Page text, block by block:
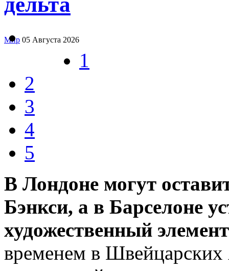
Мир 05 Августа 2026
1
2
3
4
5
В Лондоне могут
Бэнкси, а в Барселоне
художественный
временем в Швейцарских